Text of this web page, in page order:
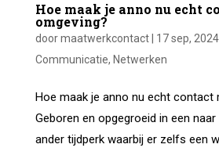
Hoe maak je anno nu echt
omgeving?
doormaatwerkcontact| 17 sep, 2024|
Communicatie, Netwerken
Hoe maak je anno nu echt contact
Geboren en opgegroeid in een
ander tijdperk waarbij er zelfs een